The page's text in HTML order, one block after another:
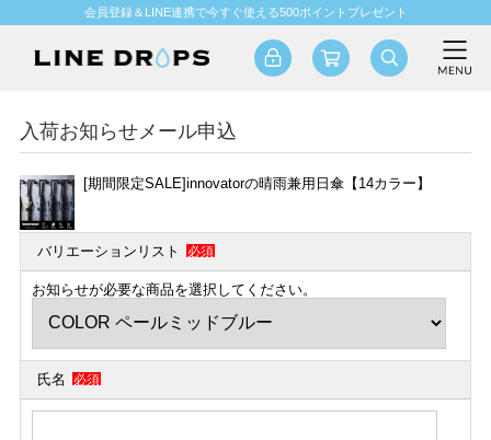
会員登録＆LINE連携で今すぐ使える500ポイントプレゼント
入荷お知らせメール申込
[期間限定SALE]innovatorの晴雨兼用日傘【14カラー】
バリエーションリスト 必須
お知らせが必要な商品を選択してください。
氏名 必須